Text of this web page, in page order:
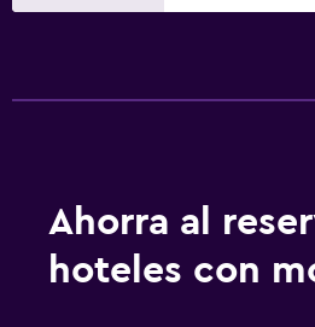
Ahorra al
hoteles con